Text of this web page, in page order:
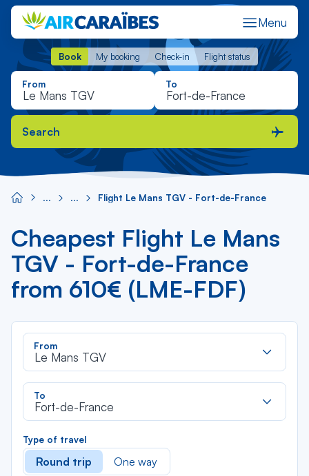
Menu
Book My booking Check-in Flight status
Book My booking Check-in Flight status
From To
Search
Flight Le Mans TGV - Fort-de-France
Cheapest Flight Le Mans
TGV - Fort-de-France
from 610€ (LME-FDF)
From
Le Mans TGV
To
Fort-de-France
Type of travel
Round trip One way